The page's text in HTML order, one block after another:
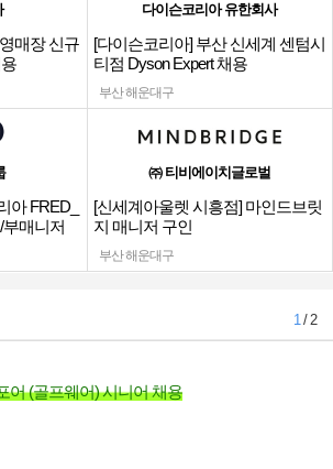
매장 신규
다이슨코리아 유한회사
[다이슨코리아] 부산 신세계 센텀시
티점 Dyson Expert 채용
부산 해운대구
아 FRED_
매니저
㈜ 티비에이치글로벌
[신세계아울렛 시흥점] 마인드브릿
지 매니저 구인
부산 해운대구
1/ 2
어 (골프웨어) 시니어 채용